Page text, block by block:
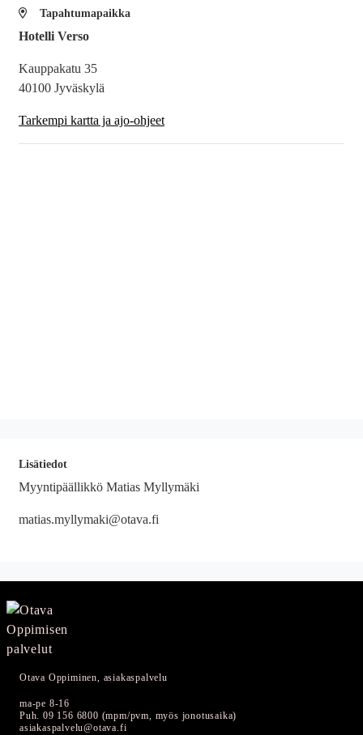
Tapahtumapaikka
Hotelli Verso
Kauppakatu 35
40100 Jyväskylä
Tarkempi kartta ja ajo-ohjeet
Lisätiedot
Myyntipäällikkö Matias Myllymäki
matias.myllymaki@otava.fi
Otava Oppiminen, asiakaspalvelu
ma-pe 8-16
Puh. 09 156 6800 (mpm/pvm, myös jonotusaika)
asiakaspalvelu@otava.fi